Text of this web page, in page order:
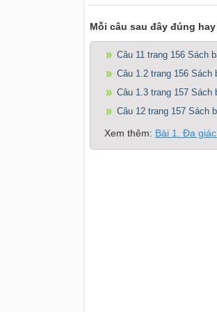
Mỗi câu sau đây đúng
Câu 11 trang 156 Sách
Câu 1.2 trang 156 Sách
Câu 1.3 trang 157 Sách
Câu 12 trang 157 Sách
Xem thêm: Bài 1. Đa